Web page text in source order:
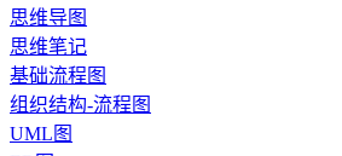
思维导图
思维笔记
基础流程图
组织结构-流程图
UML图